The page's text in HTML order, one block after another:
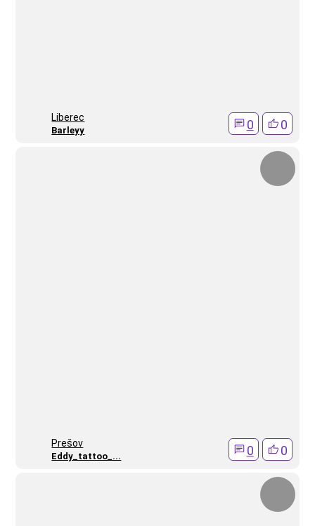
Liberec
Barleyy 0 0
Prešov
Eddy_tattoo_... 0 0